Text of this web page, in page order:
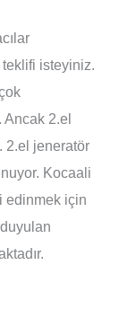
isteyiniz.
Ancak 2.el
2.el jeneratör
Kocaali
edinmek için